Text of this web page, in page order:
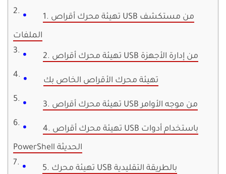
1. تهيئة محرك أقراص USB من مستكشف
الملفات
2. تهيئة محرك أقراص USB من إدارة الأجهزة
تهيئة محرك الأقراص الخاص بك
3. تهيئة محرك أقراص USB من موجه الأوامر
4. تهيئة محرك أقراص USB باستخدام أدوات
PowerShell الحديثة
5. تهيئة محرك USB بالطريقة التقليدية